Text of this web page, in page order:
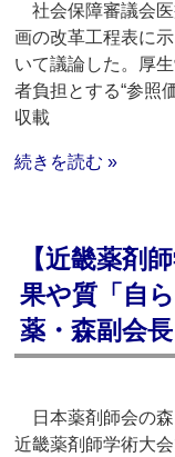
社会保障審議会医
画の改革工程表に
いて議論した。厚
者負担とする“参照
収載
続きを読む »
【近畿薬剤
果や質「自
薬・森副会長
日本薬剤師会の森
近畿薬剤師学術大